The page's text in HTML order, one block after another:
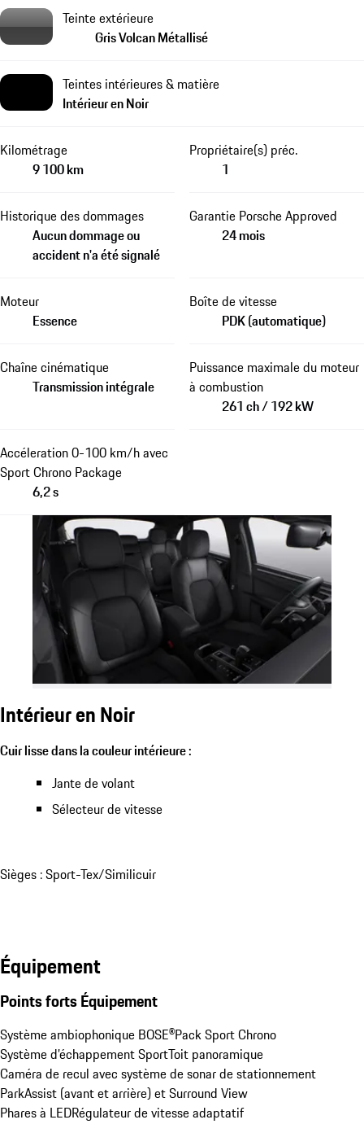
Teinte extérieure
Gris Volcan Métallisé
Teintes intérieures & matière
Intérieur en Noir
Kilométrage
9 100 km
Propriétaire(s) préc.
1
Historique des dommages
Aucun dommage ou
accident n'a été signalé
Garantie Porsche Approved
24 mois
Moteur
Essence
Boîte de vitesse
PDK (automatique)
Chaîne cinématique
Transmission intégrale
Puissance maximale du moteur
à combustion
261 ch / 192 kW
Accéleration 0-100 km/h avec
Sport Chrono Package
6,2 s
Intérieur en Noir
Cuir lisse dans la couleur intérieure :
Jante de volant
Sélecteur de vitesse
Sièges : Sport-Tex/Similicuir
Équipement
Points forts Équipement
Système ambiophonique BOSE®Pack Sport Chrono
Système d’échappement SportToit panoramique
Caméra de recul avec système de sonar de stationnement
ParkAssist (avant et arrière) et Surround View
Phares à LEDRégulateur de vitesse adaptatif